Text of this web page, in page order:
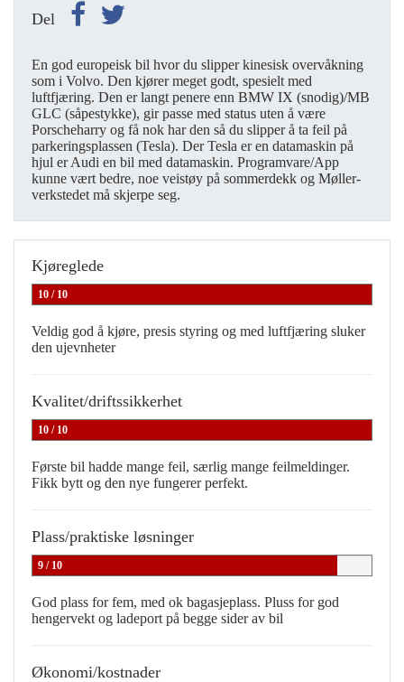
Del
En god europeisk bil hvor du slipper kinesisk overvåkning
som i Volvo. Den kjører meget godt, spesielt med
luftfjæring. Den er langt penere enn BMW IX (snodig)/MB
GLC (såpestykke), gir passe med status uten å være
Porscheharry og få nok har den så du slipper å ta feil på
parkeringsplassen (Tesla). Der Tesla er en datamaskin på
hjul er Audi en bil med datamaskin. Programvare/App
kunne vært bedre, noe veistøy på sommerdekk og Møller-
verkstedet må skjerpe seg.
Kjøreglede
10 / 10
Veldig god å kjøre, presis styring og med luftfjæring sluker
den ujevnheter
Kvalitet/driftssikkerhet
10 / 10
Første bil hadde mange feil, særlig mange feilmeldinger.
Fikk bytt og den nye fungerer perfekt.
Plass/praktiske løsninger
9 / 10
God plass for fem, med ok bagasjeplass. Pluss for god
hengervekt og ladeport på begge sider av bil
Økonomi/kostnader